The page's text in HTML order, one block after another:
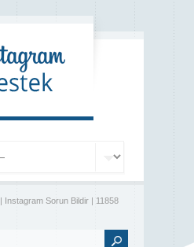
| Instagram Sorun Bildir | 11858